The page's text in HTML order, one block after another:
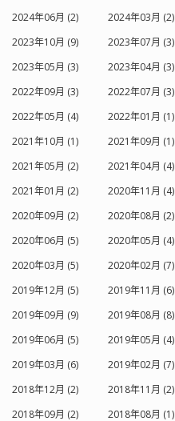
2024年06月 (2)
2024年03月 (2)
2023年10月 (9)
2023年07月 (3)
2023年05月 (3)
2023年04月 (3)
2022年09月 (3)
2022年07月 (3)
2022年05月 (4)
2022年01月 (1)
2021年10月 (1)
2021年09月 (1)
2021年05月 (2)
2021年04月 (4)
2021年01月 (2)
2020年11月 (4)
2020年09月 (2)
2020年08月 (2)
2020年06月 (5)
2020年05月 (4)
2020年03月 (5)
2020年02月 (7)
2019年12月 (5)
2019年11月 (6)
2019年09月 (9)
2019年08月 (8)
2019年06月 (5)
2019年05月 (4)
2019年03月 (6)
2019年02月 (7)
2018年12月 (2)
2018年11月 (2)
2018年09月 (2)
2018年08月 (1)